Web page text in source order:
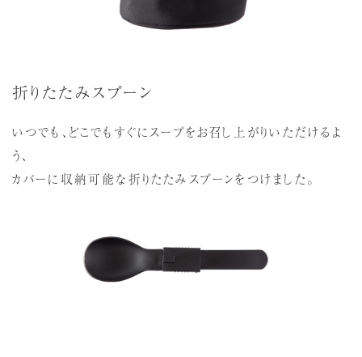
折りたたみスプーン
いつでも、どこでもすぐにスープをお召し上がりいただけるよ
う、
カバーに収納可能な折りたたみスプーンをつけました。